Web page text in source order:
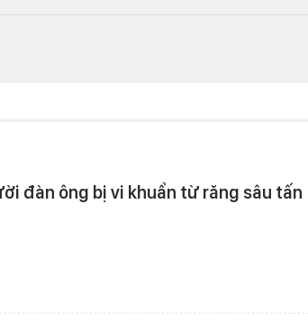
đàn ông bị vi khuẩn từ răng sâu tấn